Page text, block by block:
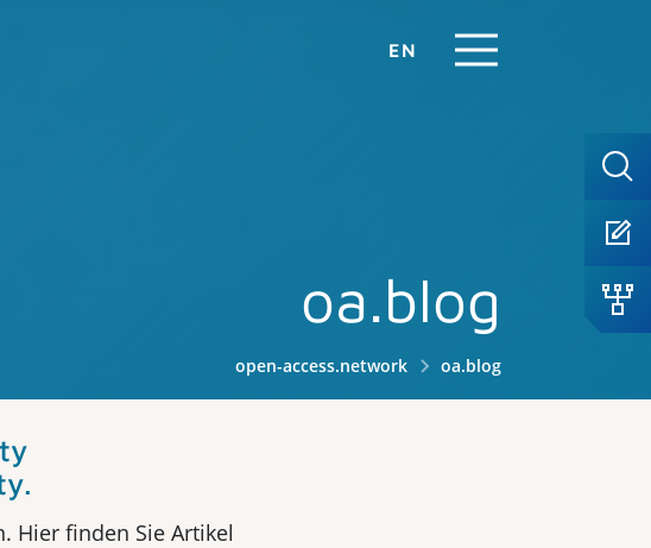
EN
oa.blog
open-access.network oa.blog
Hier finden Sie Artikel